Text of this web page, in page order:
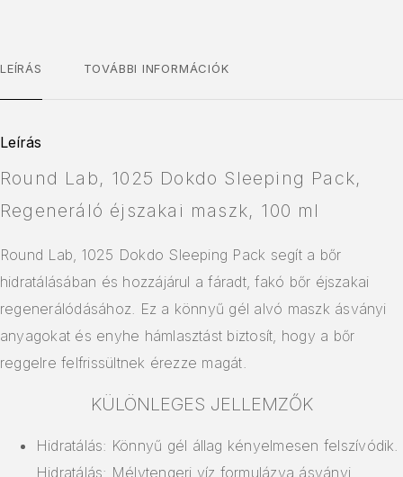
LEÍRÁS TOVÁBBI INFORMÁCIÓK
Leírás
Round Lab, 1025 Dokdo Sleeping Pack,
Regeneráló éjszakai maszk, 100 ml
Round Lab, 1025 Dokdo Sleeping Pack segít a bőr
hidratálásában és hozzájárul a fáradt, fakó bőr éjszakai
regenerálódásához. Ez a könnyű gél alvó maszk ásványi
anyagokat és enyhe hámlasztást biztosít, hogy a bőr
reggelre felfrissültnek érezze magát.
KÜLÖNLEGES JELLEMZŐK
Hidratálás: Könnyű gél állag kényelmesen felszívódik.
Hidratálás: Mélytengeri víz formulázva ásványi